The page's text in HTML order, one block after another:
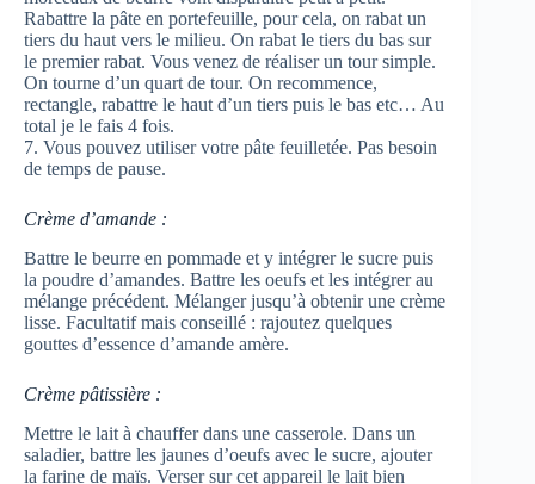
Rabattre la pâte en portefeuille, pour cela, on rabat un
tiers du haut vers le milieu. On rabat le tiers du bas sur
le premier rabat. Vous venez de réaliser un tour simple.
On tourne d’un quart de tour. On recommence,
rectangle, rabattre le haut d’un tiers puis le bas etc… Au
total je le fais 4 fois.
7. Vous pouvez utiliser votre pâte feuilletée. Pas besoin
de temps de pause.
Crème d’amande :
Battre le beurre en pommade et y intégrer le sucre puis
la poudre d’amandes. Battre les oeufs et les intégrer au
mélange précédent. Mélanger jusqu’à obtenir une crème
lisse. Facultatif mais conseillé : rajoutez quelques
gouttes d’essence d’amande amère.
Crème pâtissière :
Mettre le lait à chauffer dans une casserole. Dans un
saladier, battre les jaunes d’oeufs avec le sucre, ajouter
la farine de maïs. Verser sur cet appareil le lait bien